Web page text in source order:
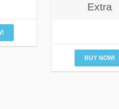
Extra
BUY NOW!